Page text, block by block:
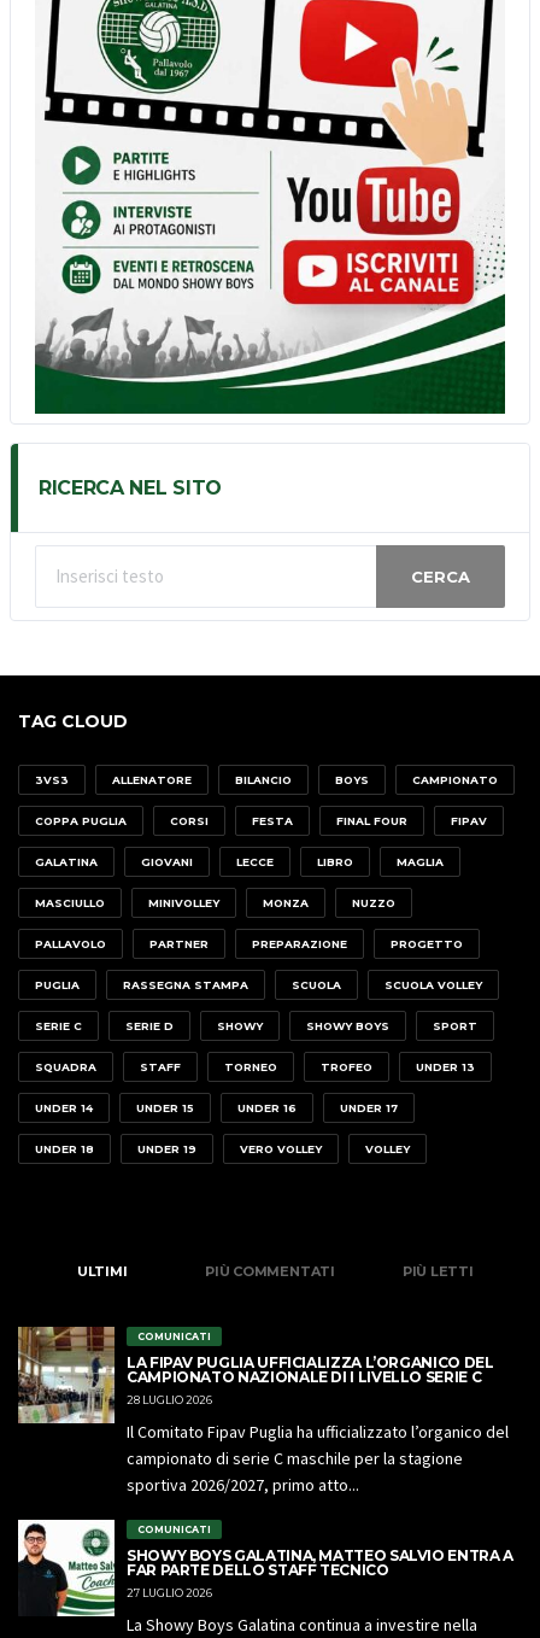
RICERCA NEL SITO
CERCA
TAG CLOUD
3VS3 ALLENATORE BILANCIO BOYS CAMPIONATO
COPPA PUGLIA CORSI FESTA FINAL FOUR FIPAV
GALATINA GIOVANI LECCE LIBRO MAGLIA
MASCIULLO MINIVOLLEY MONZA NUZZO
PALLAVOLO PARTNER PREPARAZIONE PROGETTO
PUGLIA RASSEGNA STAMPA SCUOLA SCUOLA VOLLEY
SERIE C SERIE D SHOWY SHOWY BOYS SPORT
SQUADRA STAFF TORNEO TROFEO UNDER 13
UNDER 14 UNDER 15 UNDER 16 UNDER 17
UNDER 18 UNDER 19 VERO VOLLEY VOLLEY
ULTIMI PIÙ COMMENTATI PIÙ LETTI
COMUNICATI
LA FIPAV PUGLIA UFFICIALIZZA L’ORGANICO DEL
CAMPIONATO NAZIONALE DI I LIVELLO SERIE C
28 LUGLIO 2026
Il Comitato Fipav Puglia ha ufficializzato l’organico del
campionato di serie C maschile per la stagione
sportiva 2026/2027, primo atto...
COMUNICATI
SHOWY BOYS GALATINA, MATTEO SALVIO ENTRA A
FAR PARTE DELLO STAFF TECNICO
27 LUGLIO 2026
La Showy Boys Galatina continua a investire nella